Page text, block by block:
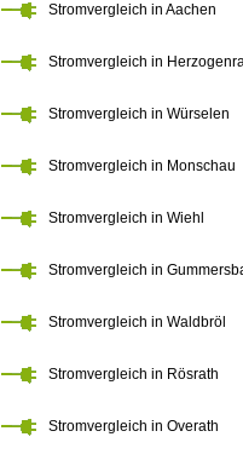
Stromvergleich in Aachen
Stromvergleich in
Stromvergleich in Würselen
Stromvergleich in Monschau
Stromvergleich in Wiehl
Stromvergleich in
Stromvergleich in Waldbröl
Stromvergleich in Rösrath
Stromvergleich in Overath